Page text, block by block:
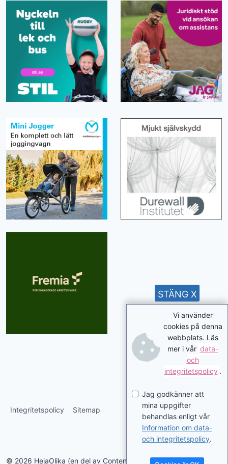
Integritetspolicy Sitemap
© 2026 HejaOlika (en del av Contentverkstan.se)
Vi använder
cookies på denna
webbplats. Läs
mer i vår data-
och
integritetspolicy .
Jag godkänner att
mina uppgifter
behandlas enligt vår
Information om data-
och integritetspolicy.
STÄNG X